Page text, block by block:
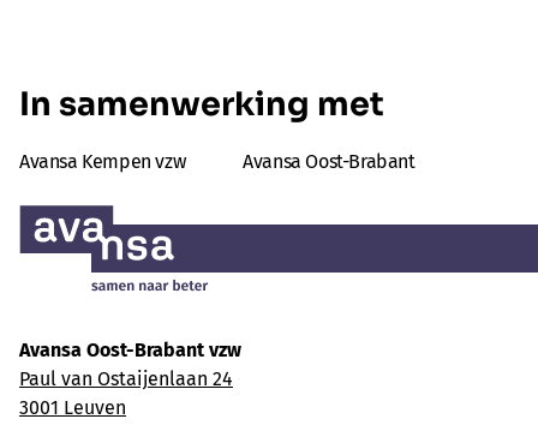
In samenwerking met
Avansa Kempen vzw Avansa Oost-Brabant
Avansa Oost-Brabant vzw
Paul van Ostaijenlaan 24
3001 Leuven